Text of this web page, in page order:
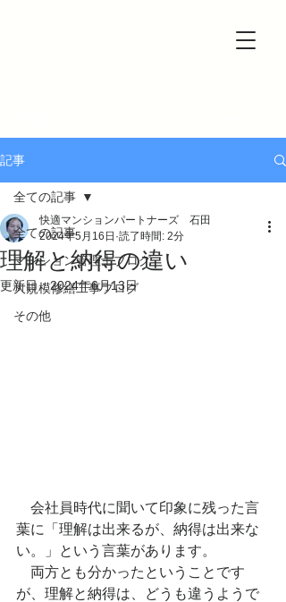
記事
全ての記事
マンション管理士ブログ
大規模修繕工事ブログ
その他
全ての記事
理解と納得の違い
快適マンションパートナーズ 石田
2024年5月16日 読了時間: 2分
更新日：2024年6月13日
会社員時代に聞いて印象に残った言
葉に「理解は出来るが、納得は出来な
い。」という言葉があります。
両方とも分かったということです
が、理解と納得は、どうも違うようで